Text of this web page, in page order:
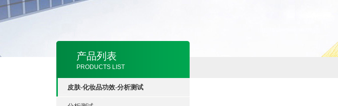
产品列表
PRODUCTS LIST
皮肤-化妆品功效-分析测试